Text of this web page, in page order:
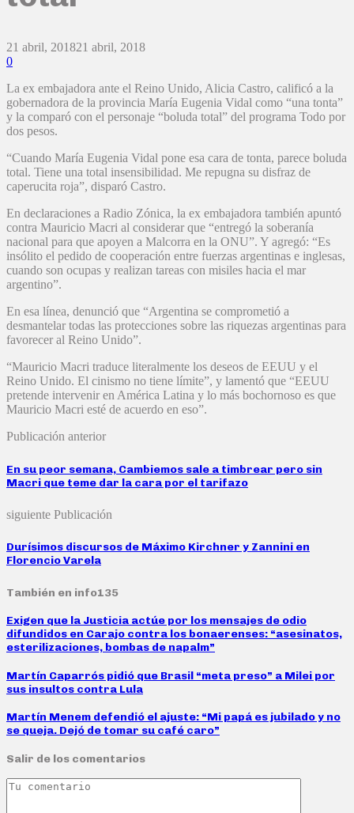
21 abril, 201821 abril, 2018
0
La ex embajadora ante el Reino Unido, Alicia Castro, calificó a la
gobernadora de la provincia María Eugenia Vidal como “una tonta”
y la comparó con el personaje “boluda total” del programa Todo por
dos pesos.
“Cuando María Eugenia Vidal pone esa cara de tonta, parece boluda
total. Tiene una total insensibilidad. Me repugna su disfraz de
caperucita roja”, disparó Castro.
En declaraciones a Radio Zónica, la ex embajadora también apuntó
contra Mauricio Macri al considerar que “entregó la soberanía
nacional para que apoyen a Malcorra en la ONU”. Y agregó: “Es
insólito el pedido de cooperación entre fuerzas argentinas e inglesas,
cuando son ocupas y realizan tareas con misiles hacia el mar
argentino”.
En esa línea, denunció que “Argentina se comprometió a
desmantelar todas las protecciones sobre las riquezas argentinas para
favorecer al Reino Unido”.
“Mauricio Macri traduce literalmente los deseos de EEUU y el
Reino Unido. El cinismo no tiene límite”, y lamentó que “EEUU
pretende intervenir en América Latina y lo más bochornoso es que
Mauricio Macri esté de acuerdo en eso”.
Publicación anterior
En su peor semana, Cambiemos sale a timbrear pero sin
Macri que teme dar la cara por el tarifazo
siguiente Publicación
Durísimos discursos de Máximo Kirchner y Zannini en
Florencio Varela
También en info135
Exigen que la Justicia actúe por los mensajes de odio
difundidos en Carajo contra los bonaerenses: “asesinatos,
esterilizaciones, bombas de napalm”
Martín Caparrós pidió que Brasil “meta preso” a Milei por
sus insultos contra Lula
Martín Menem defendió el ajuste: “Mi papá es jubilado y no
se queja. Dejó de tomar su café caro”
Salir de los comentarios